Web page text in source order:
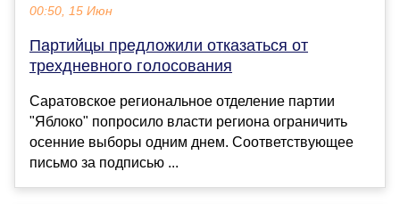
00:50, 15 Июн
Партийцы предложили отказаться от
трехдневного голосования
Саратовское региональное отделение партии
"Яблоко" попросило власти региона ограничить
осенние выборы одним днем. Соответствующее
письмо за подписью ...